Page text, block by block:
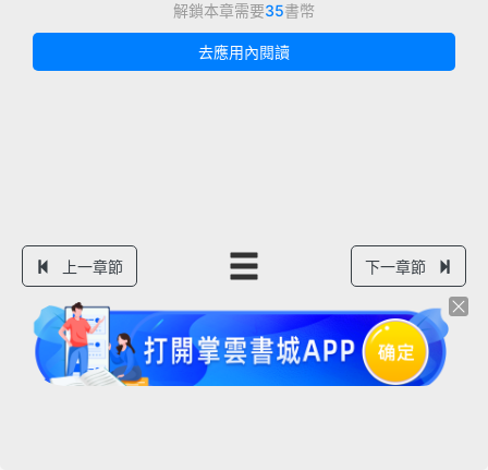
解鎖本章需要35書幣
去應用內閱讀
上一章節 下一章節